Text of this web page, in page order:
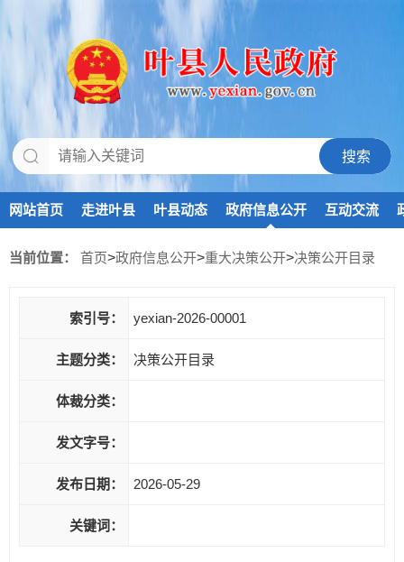
网站首页 走进叶县 叶县动态 政府信息公开 互动交流
当前位置： 首页>政府信息公开>重大决策公开>决策公开目录
索引号： yexian-2026-00001
主题分类： 决策公开目录
体裁分类：
发文字号：
发布日期： 2026-05-29
关键词：